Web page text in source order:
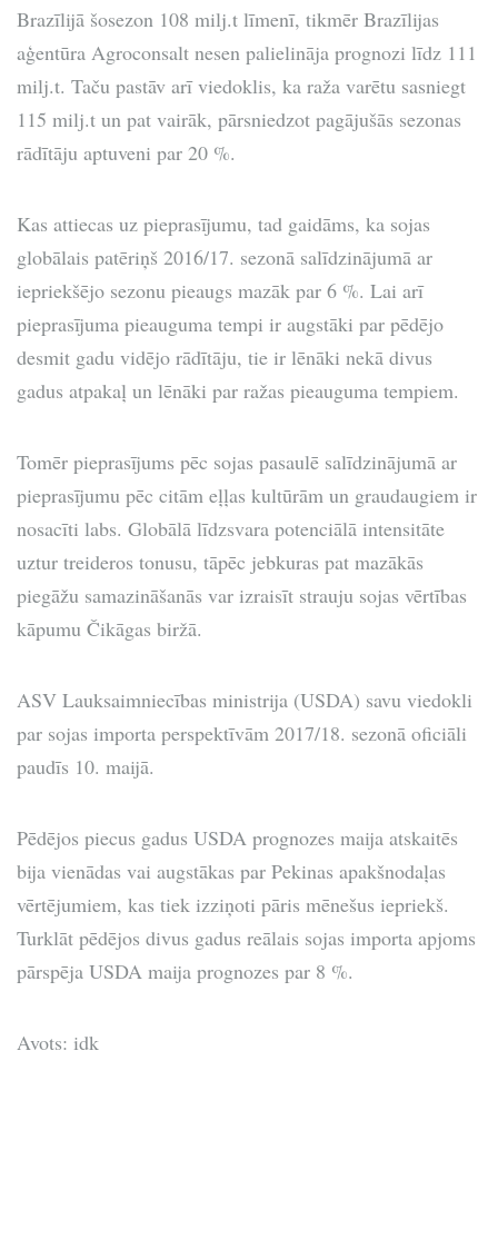
Brazīlijā šosezon 108 milj.t līmenī, tikmēr Brazīlijas
aģentūra Agroconsalt nesen palielināja prognozi līdz 111
milj.t. Taču pastāv arī viedoklis, ka raža varētu sasniegt
115 milj.t un pat vairāk, pārsniedzot pagājušās sezonas
rādītāju aptuveni par 20 %.
Kas attiecas uz pieprasījumu, tad gaidāms, ka sojas
globālais patēriņš 2016/17. sezonā salīdzinājumā ar
iepriekšējo sezonu pieaugs mazāk par 6 %. Lai arī
pieprasījuma pieauguma tempi ir augstāki par pēdējo
desmit gadu vidējo rādītāju, tie ir lēnāki nekā divus
gadus atpakaļ un lēnāki par ražas pieauguma tempiem.
Tomēr pieprasījums pēc sojas pasaulē salīdzinājumā ar
pieprasījumu pēc citām eļļas kultūrām un graudaugiem ir
nosacīti labs. Globālā līdzsvara potenciālā intensitāte
uztur treideros tonusu, tāpēc jebkuras pat mazākās
piegāžu samazināšanās var izraisīt strauju sojas vērtības
kāpumu Čikāgas biržā.
ASV Lauksaimniecības ministrija (USDA) savu viedokli
par sojas importa perspektīvām 2017/18. sezonā oficiāli
paudīs 10. maijā.
Pēdējos piecus gadus USDA prognozes maija atskaitēs
bija vienādas vai augstākas par Pekinas apakšnodaļas
vērtējumiem, kas tiek izziņoti pāris mēnešus iepriekš.
Turklāt pēdējos divus gadus reālais sojas importa apjoms
pārspēja USDA maija prognozes par 8 %.
Avots: idk